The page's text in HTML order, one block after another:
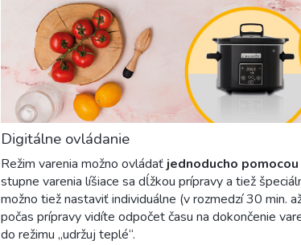
Digitálne ovládanie
Režim varenia možno ovládať jednoducho
stupne varenia líšiace sa dĺžkou prípravy a tiež
možno tiež nastaviť individuálne (v rozmedzí 30 min.
počas prípravy vidíte odpočet času na dokončenie
do režimu „udržuj teplé“.